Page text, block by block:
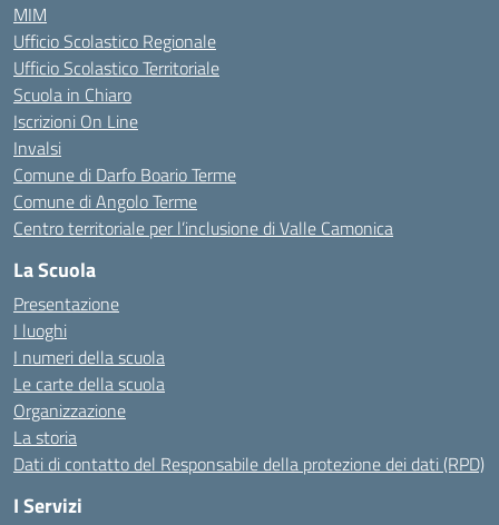
MIM
Ufficio Scolastico Regionale
Ufficio Scolastico Territoriale
Scuola in Chiaro
Iscrizioni On Line
Invalsi
Comune di Darfo Boario Terme
Comune di Angolo Terme
Centro territoriale per l’inclusione di Valle Camonica
La Scuola
Presentazione
I luoghi
I numeri della scuola
Le carte della scuola
Organizzazione
La storia
Dati di contatto del Responsabile della protezione dei dati (RPD)
I Servizi